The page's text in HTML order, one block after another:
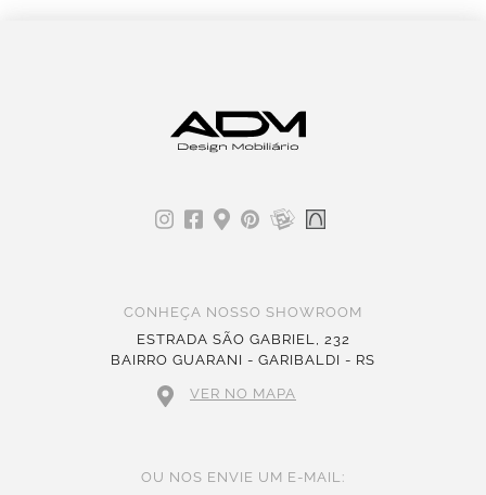
CONHEÇA NOSSO SHOWROOM
ESTRADA SÃO GABRIEL, 232
BAIRRO GUARANI - GARIBALDI - RS
VER NO MAPA
OU NOS ENVIE UM E-MAIL: